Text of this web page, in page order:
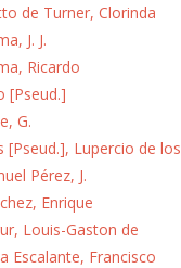
de Turner, Clorinda
J. J.
Ricardo
[Pseud.]
G.
[Pseud.], Lupercio de los
Pérez, J.
Enrique
Louis-Gaston de
Escalante, Francisco